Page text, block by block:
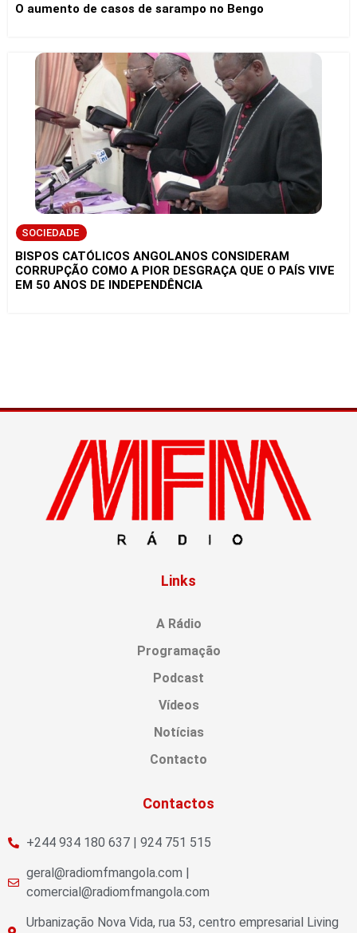
O aumento de casos de sarampo no Bengo
SOCIEDADE
BISPOS CATÓLICOS ANGOLANOS CONSIDERAM
CORRUPÇÃO COMO A PIOR DESGRAÇA QUE O PAÍS VIVE
EM 50 ANOS DE INDEPENDÊNCIA
Links
A Rádio
Programação
Podcast
Vídeos
Notícias
Contacto
Contactos
+244 934 180 637 | 924 751 515
geral@radiomfmangola.com |
comercial@radiomfmangola.com
Urbanização Nova Vida, rua 53, centro empresarial Living